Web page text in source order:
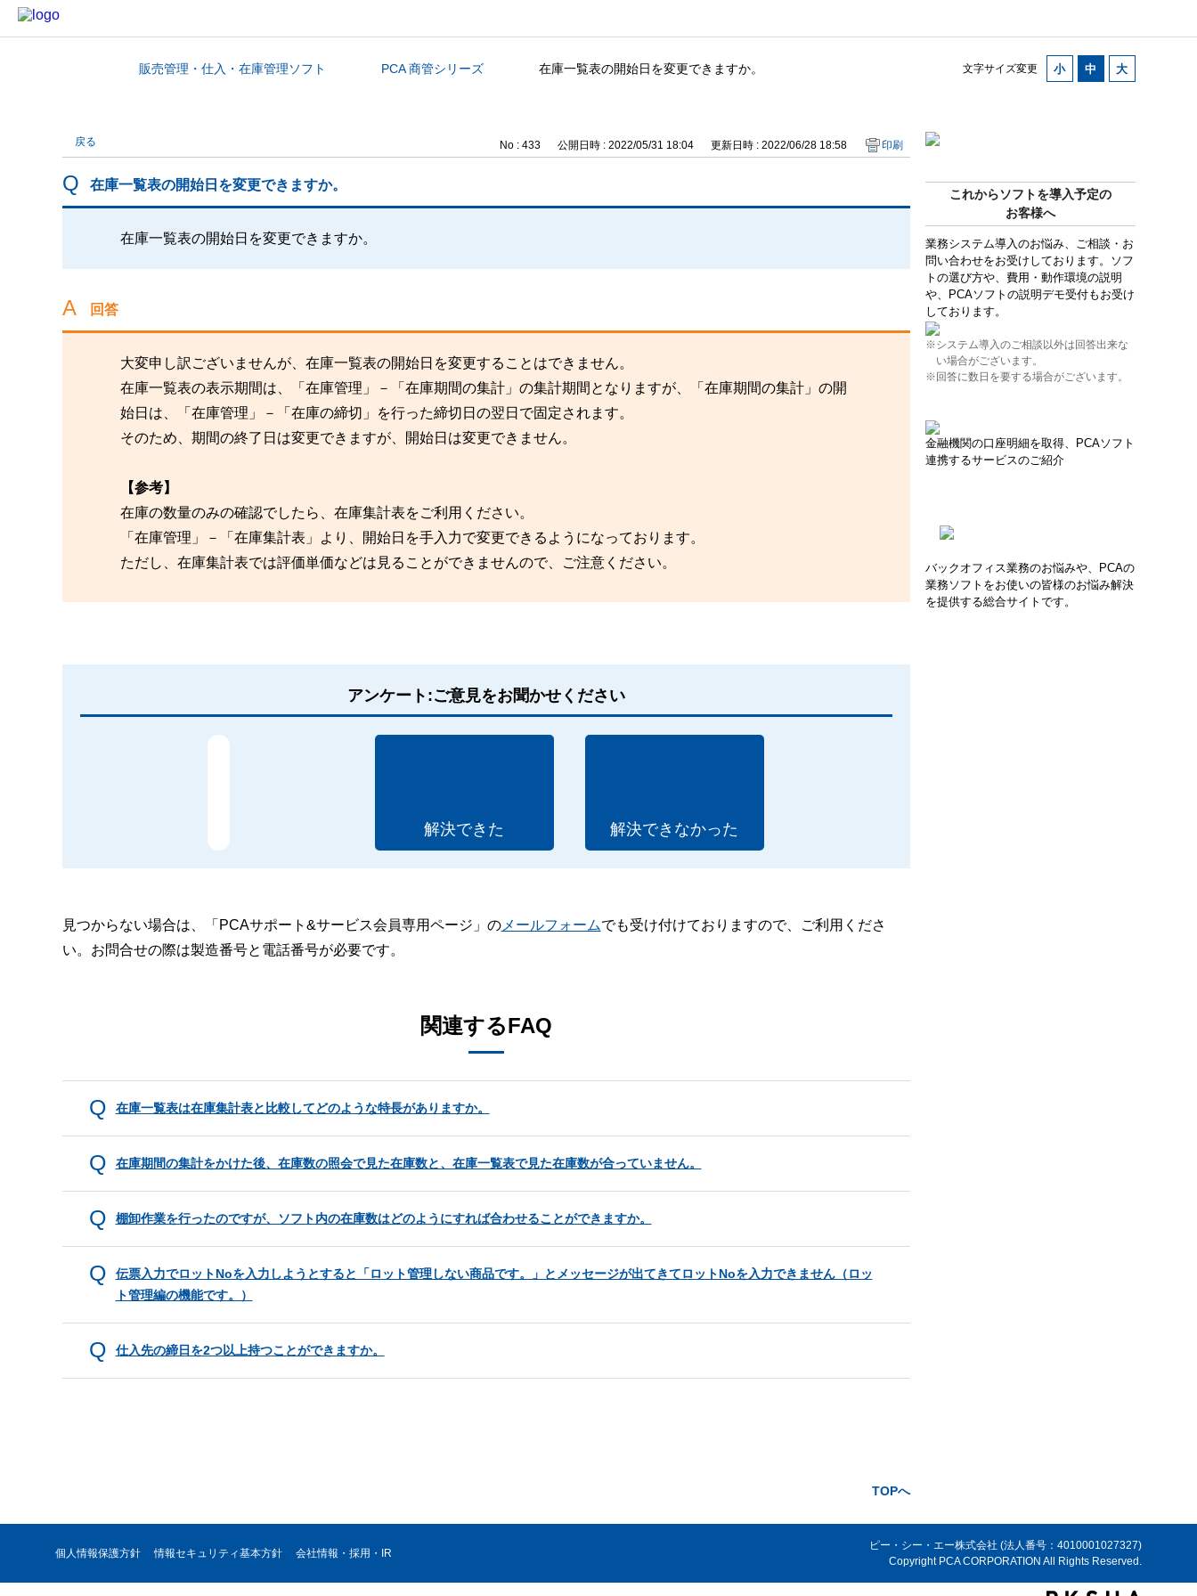
文字サイズ変更
カテゴリから探す販売管理・仕入・在庫管理ソフト PCA 商管シリーズ 在庫一覧表の開始日を変更できますか。
これからソフトを導入予定の
お客様へ
業務システム導入のお悩み、ご相談・お
問い合わせをお受けしております。ソフ
トの選び方や、費用・動作環境の説明
や、PCAソフトの説明デモ受付もお受け
しております。
※システム導入のご相談以外は回答出来な
い場合がございます。
※回答に数日を要する場合がございます。
金融機関の口座明細を取得、PCAソフト
連携するサービスのご紹介
バックオフィス業務のお悩みや、PCAの
業務ソフトをお使いの皆様のお悩み解決
を提供する総合サイトです。
戻る No : 433 公開日時 : 2022/05/31 18:04 更新日時 : 2022/06/28 18:58 印刷
在庫一覧表の開始日を変更できますか。
在庫一覧表の開始日を変更できますか。
回答
大変申し訳ございませんが、在庫一覧表の開始日を変更することはできません。
在庫一覧表の表示期間は、「在庫管理」－「在庫期間の集計」の集計期間となりますが、「在庫期間の集計」の開
始日は、「在庫管理」－「在庫の締切」を行った締切日の翌日で固定されます。
そのため、期間の終了日は変更できますが、開始日は変更できません。
【参考】
在庫の数量のみの確認でしたら、在庫集計表をご利用ください。
「在庫管理」－「在庫集計表」より、開始日を手入力で変更できるようになっております。
ただし、在庫集計表では評価単価などは見ることができませんので、ご注意ください。
アンケート:ご意見をお聞かせください
解決できた 解決できなかった
見つからない場合は、「PCAサポート&サービス会員専用ページ」のメールフォームでも受け付けておりますので、ご利用くださ
い。お問合せの際は製造番号と電話番号が必要です。
関連するFAQ
在庫一覧表は在庫集計表と比較してどのような特長がありますか。
在庫期間の集計をかけた後、在庫数の照会で見た在庫数と、在庫一覧表で見た在庫数が合っていません。
棚卸作業を行ったのですが、ソフト内の在庫数はどのようにすれば合わせることができますか。
伝票入力でロットNoを入力しようとすると「ロット管理しない商品です。」とメッセージが出てきてロットNoを入力できません（ロッ
ト管理編の機能です。）
仕入先の締日を2つ以上持つことができますか。
TOPへ
個人情報保護方針 情報セキュリティ基本方針 会社情報・採用・IR
ピー・シー・エー株式会社 (法人番号：4010001027327)
Copyright PCA CORPORATION All Rights Reserved.